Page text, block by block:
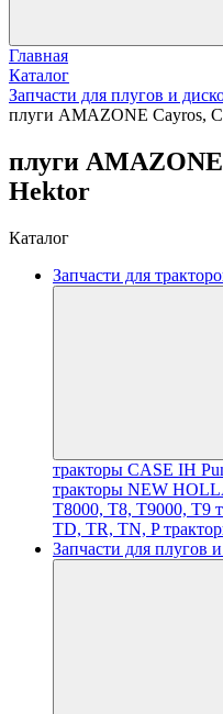
Главная
Каталог
Запчасти для плугов и
плуги AMAZONE Cayros,
плуги
Hektor
Каталог
Запчасти для
тракторы CASE IH
тракторы NEW
T8000, T8, T9000, T9
TD, TR, TN, P
Запчасти для плугов